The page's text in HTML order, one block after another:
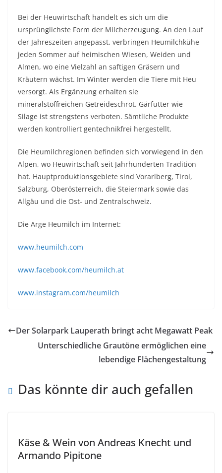
Bei der Heuwirtschaft handelt es sich um die
ursprünglichste Form der Milcherzeugung. An den Lauf
der Jahreszeiten angepasst, verbringen Heumilchkühe
jeden Sommer auf heimischen Wiesen, Weiden und
Almen, wo eine Vielzahl an saftigen Gräsern und
Kräutern wächst. Im Winter werden die Tiere mit Heu
versorgt. Als Ergänzung erhalten sie
mineralstoffreichen Getreideschrot. Gärfutter wie
Silage ist strengstens verboten. Sämtliche Produkte
werden kontrolliert gentechnikfrei hergestellt.
Die Heumilchregionen befinden sich vorwiegend in den
Alpen, wo Heuwirtschaft seit Jahrhunderten Tradition
hat. Hauptproduktionsgebiete sind Vorarlberg, Tirol,
Salzburg, Oberösterreich, die Steiermark sowie das
Allgäu und die Ost- und Zentralschweiz.
Die Arge Heumilch im Internet:
www.heumilch.com
www.facebook.com/heumilch.at
www.instagram.com/heumilch
Der Solarpark Lauperath bringt acht Megawatt Peak
Unterschiedliche Grautöne ermöglichen eine
lebendige Flächengestaltung
Das könnte dir auch gefallen
Käse & Wein von Andreas Knecht und
Armando Pipitone